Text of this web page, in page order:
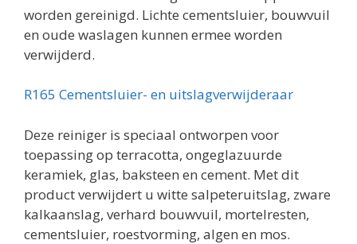
worden gereinigd. Lichte cementsluier, bouwvuil
en oude waslagen kunnen ermee worden
verwijderd.
R165 Cementsluier- en uitslagverwijderaar
Deze reiniger is speciaal ontworpen voor
toepassing op terracotta, ongeglazuurde
keramiek, glas, baksteen en cement. Met dit
product verwijdert u witte salpeteruitslag, zware
kalkaanslag, verhard bouwvuil, mortelresten,
cementsluier, roestvorming, algen en mos.